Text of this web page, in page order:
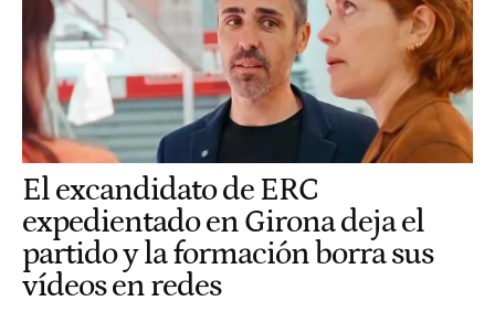
El excandidato de ERC
expedientado en Girona deja el
partido y la formación borra sus
vídeos en redes